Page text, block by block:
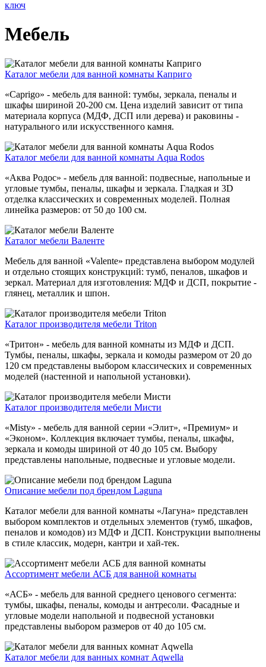
ключ
Мебель
Каталог мебели для ванной комнаты Каприго
«Caprigo» - мебель для ванной: тумбы, зеркала, пеналы и
шкафы шириной 20-200 см. Цена изделий зависит от типа
материала корпуса (МДФ, ДСП или дерева) и раковины -
натурального или искусственного камня.
Каталог мебели для ванной комнаты Aqua Rodos
«Аква Родос» - мебель для ванной: подвесные, напольные и
угловые тумбы, пеналы, шкафы и зеркала. Гладкая и 3D
отделка классических и современных моделей. Полная
линейка размеров: от 50 до 100 см.
Каталог мебели Валенте
Мебель для ванной «Valente» представлена выбором модулей
и отдельно стоящих конструкций: тумб, пеналов, шкафов и
зеркал. Материал для изготовления: МДФ и ДСП, покрытие -
глянец, металлик и шпон.
Каталог производителя мебели Triton
«Тритон» - мебель для ванной комнаты из МДФ и ДСП.
Тумбы, пеналы, шкафы, зеркала и комоды размером от 20 до
120 см представлены выбором классических и современных
моделей (настенной и напольной установки).
Каталог производителя мебели Мисти
«Misty» - мебель для ванной серии «Элит», «Премиум» и
«Эконом». Коллекция включает тумбы, пеналы, шкафы,
зеркала и комоды шириной от 40 до 105 см. Выбору
представлены напольные, подвесные и угловые модели.
Описание мебели под брендом Laguna
Каталог мебели для ванной комнаты «Лагуна» представлен
выбором комплектов и отдельных элементов (тумб, шкафов,
пеналов и комодов) из МДФ и ДСП. Конструкции выполнены
в стиле классик, модерн, кантри и хай-тек.
Ассортимент мебели АСБ для ванной комнаты
«АСБ» - мебель для ванной среднего ценового сегмента:
тумбы, шкафы, пеналы, комоды и антресоли. Фасадные и
угловые модели напольной и подвесной установки
представлены выбором размеров от 40 до 105 см.
Каталог мебели для ванных комнат Aqwella